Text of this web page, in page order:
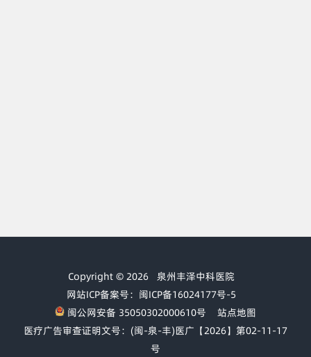
Copyright © 2026 泉州丰泽中科医院
网站ICP备案号：闽ICP备16024177号-5
闽公网安备 35050302000610号
站点地图
医疗广告审查证明文号：(闽-泉-丰)医广【2026】第02-11-17
号